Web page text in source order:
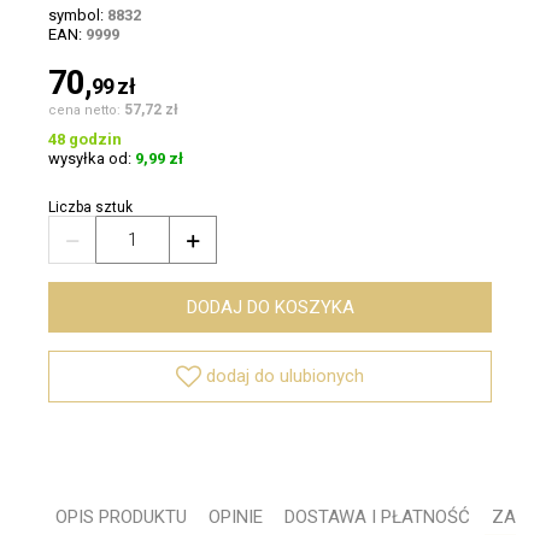
symbol: 8832
EAN: 9999
70,99zł
cena netto: 57,72 zł
48 godzin
wysyłka od: 9,99 zł
Liczba sztuk
 
DODAJ DO KOSZYKA
 dodaj do ulubionych
OPIS PRODUKTU OPINIE DOSTAWA I PŁATNOŚĆ